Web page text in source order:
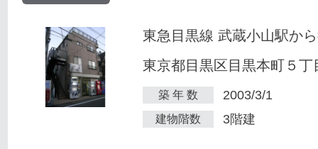
東急目黒線 武蔵小山駅か
東京都目黒区目黒本町５丁
築 年 数 2003/3/1
建物階数 3階建